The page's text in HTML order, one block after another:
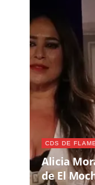
CDS DE
Alicia
de El